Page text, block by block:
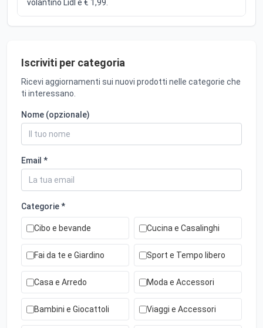
volantino Lidl è € 1,99.
Iscriviti per categoria
Ricevi aggiornamenti sui nuovi prodotti nelle categorie che
ti interessano.
Nome (opzionale)
Email *
Categorie *
Cibo e bevande Cucina e Casalinghi
Fai da te e Giardino Sport e Tempo libero
Casa e Arredo Moda e Accessori
Bambini e Giocattoli Viaggi e Accessori